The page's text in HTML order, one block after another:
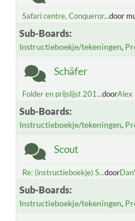
Safari centre, Conqueror...door
Sub-Boards
Instructieboekje/tekeningen
Schäfer
Folder en prijslijst 201...doorAlex
Sub-Boards
Instructieboekje/tekeningen
Scout
Re: (instructieboekje) S...door
Sub-Boards
Instructieboekje/tekeningen